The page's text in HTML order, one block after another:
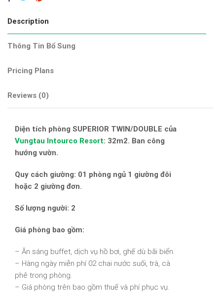
Description
Thông Tin Bổ Sung
Pricing Plans
Reviews (0)
Diện tích phòng SUPERIOR TWIN/DOUBLE của
Vungtau Intourco Resort: 32m2. Ban công
hướng vườn.
Quy cách giường: 01 phòng ngủ 1 giường đôi
hoặc 2 giường đơn.
Số lượng người: 2
Giá phòng bao gồm:
– Ăn sáng buffet, dịch vụ hồ bơi, ghế dù bãi biển.
– Hàng ngày miễn phí 02 chai nước suối, trà, cà
phê trong phòng.
– Giá phòng trên bao gồm thuế và phí phục vụ.